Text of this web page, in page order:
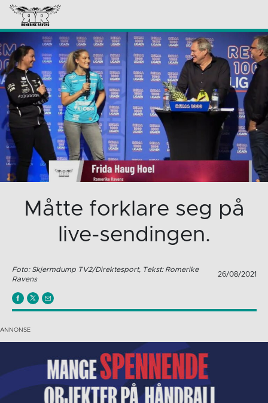
Måtte forklare seg på
live-sendingen.
Foto: Skjermdump TV2/Direktesport, Tekst: Romerike
Ravens
26/08/2021